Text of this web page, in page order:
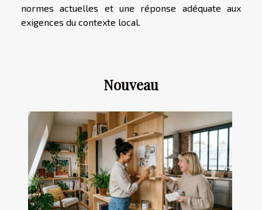
normes actuelles et une réponse adéquate aux
exigences du contexte local.
Nouveau